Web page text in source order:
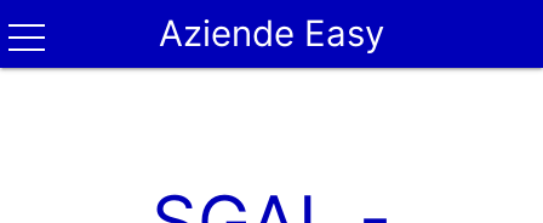
Aziende Easy